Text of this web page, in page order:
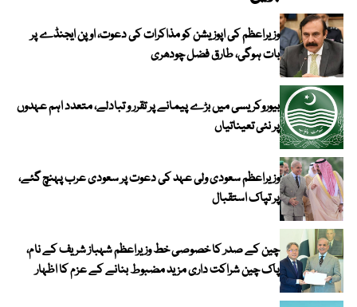
وزیراعظم کی اپوزیشن کو مذاکرات کی دعوت، اوپن ایجنڈے پر
بات ہوگی، طارق فضل چودھری
بیوروکریسی میں بڑے پیمانے پر تقرر و تبادلے، متعدد اہم عہدوں
پر نئی تعیناتیاں
وزیراعظم سعودی ولی عہد کی دعوت پر سعودی عرب پہنچ گئے،
پر تپاک استقبال
چین کے صدر کا خصوصی خط وزیراعظم شہباز شریف کے نام،
پاک چین شراکت داری مزید مضبوط بنانے کے عزم کا اظہار